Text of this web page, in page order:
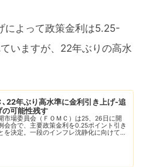
によって政策金利は5.25-
いますが、22年ぶりの高水
､22年ぶり高水準に金利引き上げ-追
の可能性残す
市場委員会（ＦＯＭＣ）は25、26日に開
会合で、主要政策金利を0.25ポイント引き
を決定。一段のインフレ沈静化に向けて政